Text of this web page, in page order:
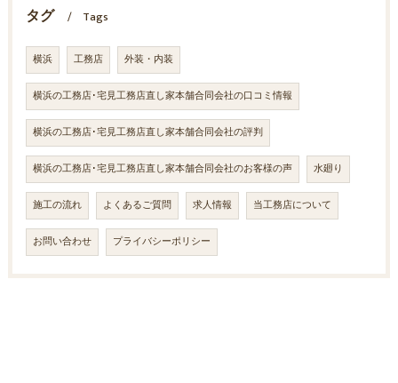
タグ Tags
横浜 工務店 外装・内装
横浜の工務店･宅見工務店直し家本舗合同会社の口コミ情報
横浜の工務店･宅見工務店直し家本舗合同会社の評判
横浜の工務店･宅見工務店直し家本舗合同会社のお客様の声 水廻り
施工の流れ よくあるご質問 求人情報 当工務店について
お問い合わせ プライバシーポリシー